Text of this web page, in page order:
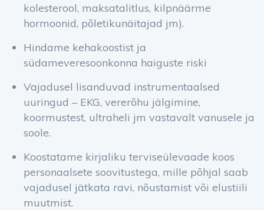
kolesterool, maksatalitlus, kilpnäärme
hormoonid, põletikunäitajad jm).
Hindame kehakoostist ja
südameveresoonkonna haiguste riski
Vajadusel lisanduvad instrumentaalsed
uuringud – EKG, vererõhu jälgimine,
koormustest, ultraheli jm vastavalt vanusele ja
soole.
Koostatame kirjaliku terviseülevaade koos
personaalsete soovitustega, mille põhjal saab
vajadusel jätkata ravi, nõustamist või elustiili
muutmist.